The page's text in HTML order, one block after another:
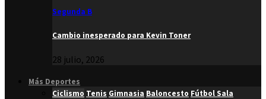
Segunda B
Cambio inesperado para Kevin Toner
28 julio, 2026
Más Deportes
Ciclismo Tenis Gimnasia Baloncesto Fútbol Sala